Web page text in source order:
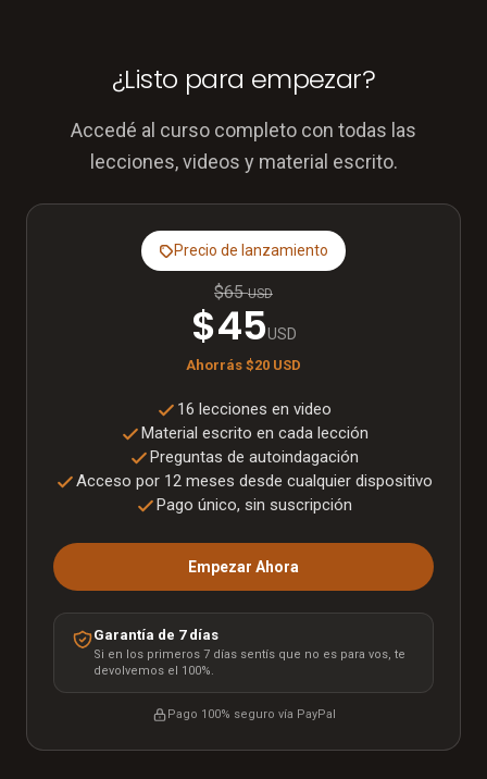
¿Listo para empezar?
Accedé al curso completo con todas las
lecciones, videos y material escrito.
Precio de lanzamiento
$65 USD
$45USD
Ahorrás $20 USD
16 lecciones en video
Material escrito en cada lección
Preguntas de autoindagación
Acceso por 12 meses desde cualquier dispositivo
Pago único, sin suscripción
Empezar Ahora
Garantía de 7 días
Si en los primeros 7 días sentís que no es para vos, te
devolvemos el 100%.
Pago 100% seguro vía PayPal